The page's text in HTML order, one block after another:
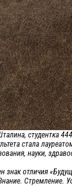
студентка
стала
науки,
знак отличия
Стремление.